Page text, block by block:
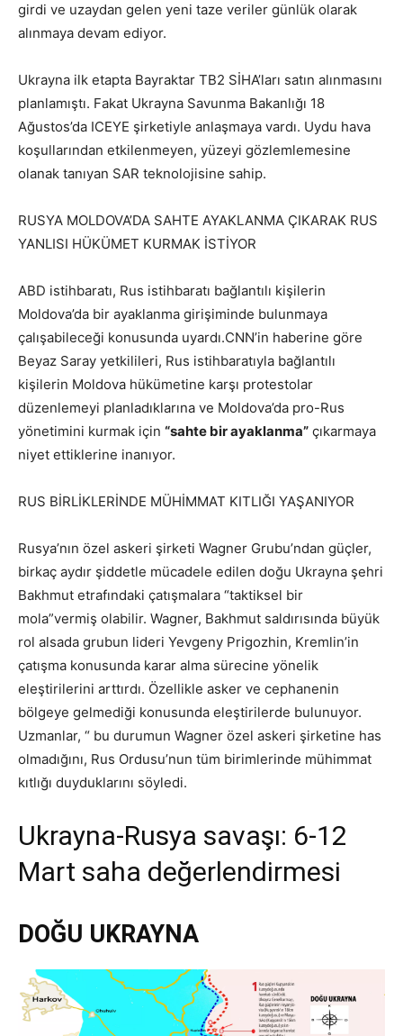
girdi ve uzaydan gelen yeni taze veriler günlük olarak
alınmaya devam ediyor.
Ukrayna ilk etapta Bayraktar TB2 SİHA’ları satın alınmasını
planlamıştı. Fakat Ukrayna Savunma Bakanlığı 18
Ağustos’da ICEYE şirketiyle anlaşmaya vardı. Uydu hava
koşullarından etkilenmeyen, yüzeyi gözlemlemesine
olanak tanıyan SAR teknolojisine sahip.
RUSYA MOLDOVA’DA SAHTE AYAKLANMA ÇIKARAK RUS
YANLISI HÜKÜMET KURMAK İSTİYOR
ABD istihbaratı, Rus istihbaratı bağlantılı kişilerin
Moldova’da bir ayaklanma girişiminde bulunmaya
çalışabileceği konusunda uyardı.CNN’in haberine göre
Beyaz Saray yetkilileri, Rus istihbaratıyla bağlantılı
kişilerin Moldova hükümetine karşı protestolar
düzenlemeyi planladıklarına ve Moldova’da pro-Rus
yönetimini kurmak için “sahte bir ayaklanma” çıkarmaya
niyet ettiklerine inanıyor.
RUS BİRLİKLERİNDE MÜHİMMAT KITLIĞI YAŞANIYOR
Rusya’nın özel askeri şirketi Wagner Grubu’ndan güçler,
birkaç aydır şiddetle mücadele edilen doğu Ukrayna şehri
Bakhmut etrafındaki çatışmalara “taktiksel bir
mola”vermiş olabilir. Wagner, Bakhmut saldırısında büyük
rol alsada grubun lideri Yevgeny Prigozhin, Kremlin’in
çatışma konusunda karar alma sürecine yönelik
eleştirilerini arttırdı. Özellikle asker ve cephanenin
bölgeye gelmediği konusunda eleştirilerde bulunuyor.
Uzmanlar, “ bu durumun Wagner özel askeri şirketine has
olmadığını, Rus Ordusu’nun tüm birimlerinde mühimmat
kıtlığı duyduklarını söyledi.
Ukrayna-Rusya savaşı: 6-12
Mart saha değerlendirmesi
DOĞU UKRAYNA